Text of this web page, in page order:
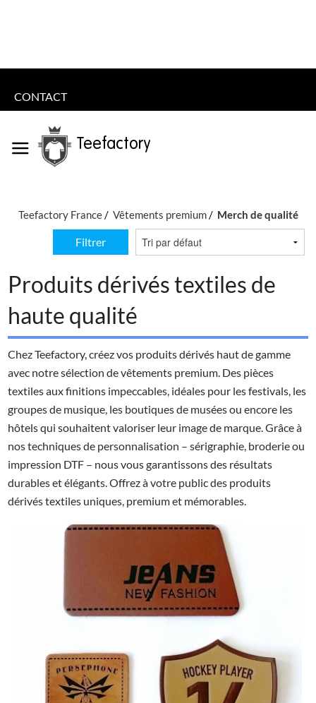
CONTACT
Teefactory
Teefactory France Vêtements premium Merch de qualité
Filtrer
Produits dérivés textiles de
haute qualité
Chez Teefactory, créez vos produits dérivés haut de gamme
avec notre sélection de vêtements premium. Des pièces
textiles aux finitions impeccables, idéales pour les festivals, les
groupes de musique, les boutiques de musées ou encore les
hôtels qui souhaitent valoriser leur image de marque. Grâce à
nos techniques de personnalisation – sérigraphie, broderie ou
impression DTF – nous vous garantissons des résultats
durables et élégants. Offrez à votre public des produits
dérivés textiles uniques, premium et mémorables.